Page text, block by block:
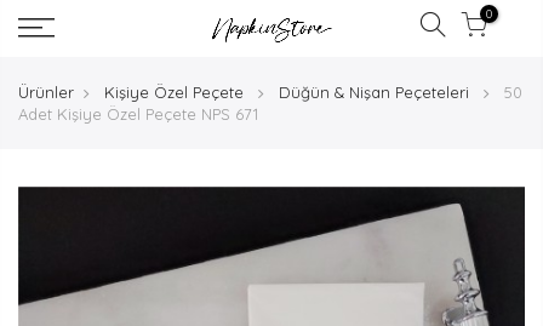
0
Ürünler Kişiye Özel Peçete Düğün & Nişan Peçeteleri
50
Adet Kişiye Özel Peçete NPS 671